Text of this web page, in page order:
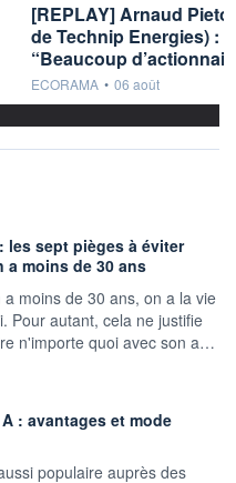
[REPLAY] Arnaud
de Technip Energies) :
“Beaucoup
information fournie par
ECORAMA • 06 août
les sept pièges à éviter
a moins de 30 ans
a moins de 30 ans, on a la vie
Pour autant, cela ne justifie
n'importe quoi avec son a…
: avantages et mode
populaire auprès des